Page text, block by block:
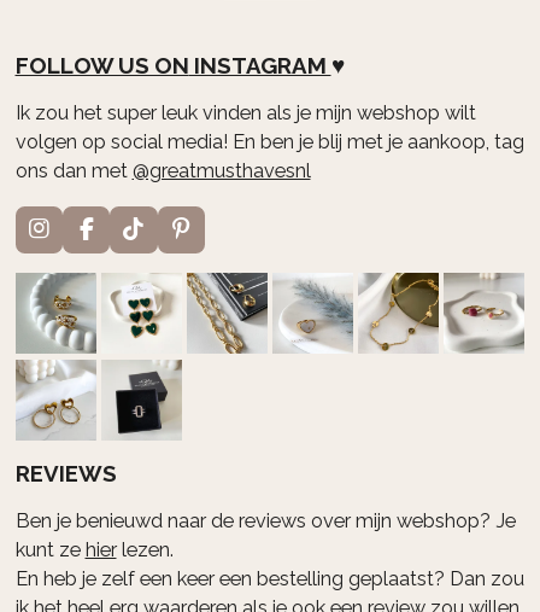
FOLLOW US ON INSTAGRAM ♥
Ik zou het super leuk vinden als je mijn webshop wilt
volgen op social media! En ben je blij met je aankoop, tag
ons dan met @greatmusthavesnl
I
n
s
t
a
g
r
a
m
F
a
c
e
b
o
o
k
T
i
k
T
o
P
i
n
e
REVIEWS
Ben je benieuwd naar de reviews over mijn webshop? Je
kunt ze hierlezen.
En heb je zelf een keer een bestelling geplaatst? Dan zou